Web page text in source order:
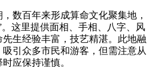
数百年来形成算命文化聚集地，
这里提供面相、手相、八字、风
生经验丰富，技艺精湛。此地融
引众多市民和游客，但需注意从
应保持谨慎。